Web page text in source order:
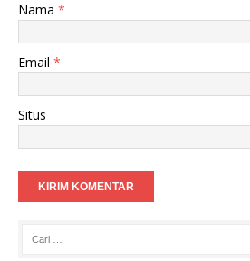
Nama *
Email *
Situs